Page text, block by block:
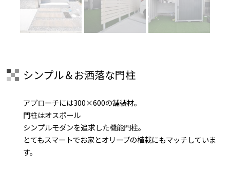
シンプル＆お洒落な門柱
アプローチには300×600の舗装材。
門柱はオスポール
シンプルモダンを追求した機能門柱。
とてもスマートでお家とオリーブの植栽にもマッチしていま
す。